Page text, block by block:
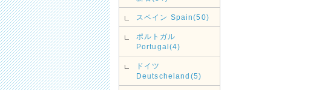
スペイン Spain(50)
ポルトガル
Portugal(4)
ドイツ
Deutscheland(5)